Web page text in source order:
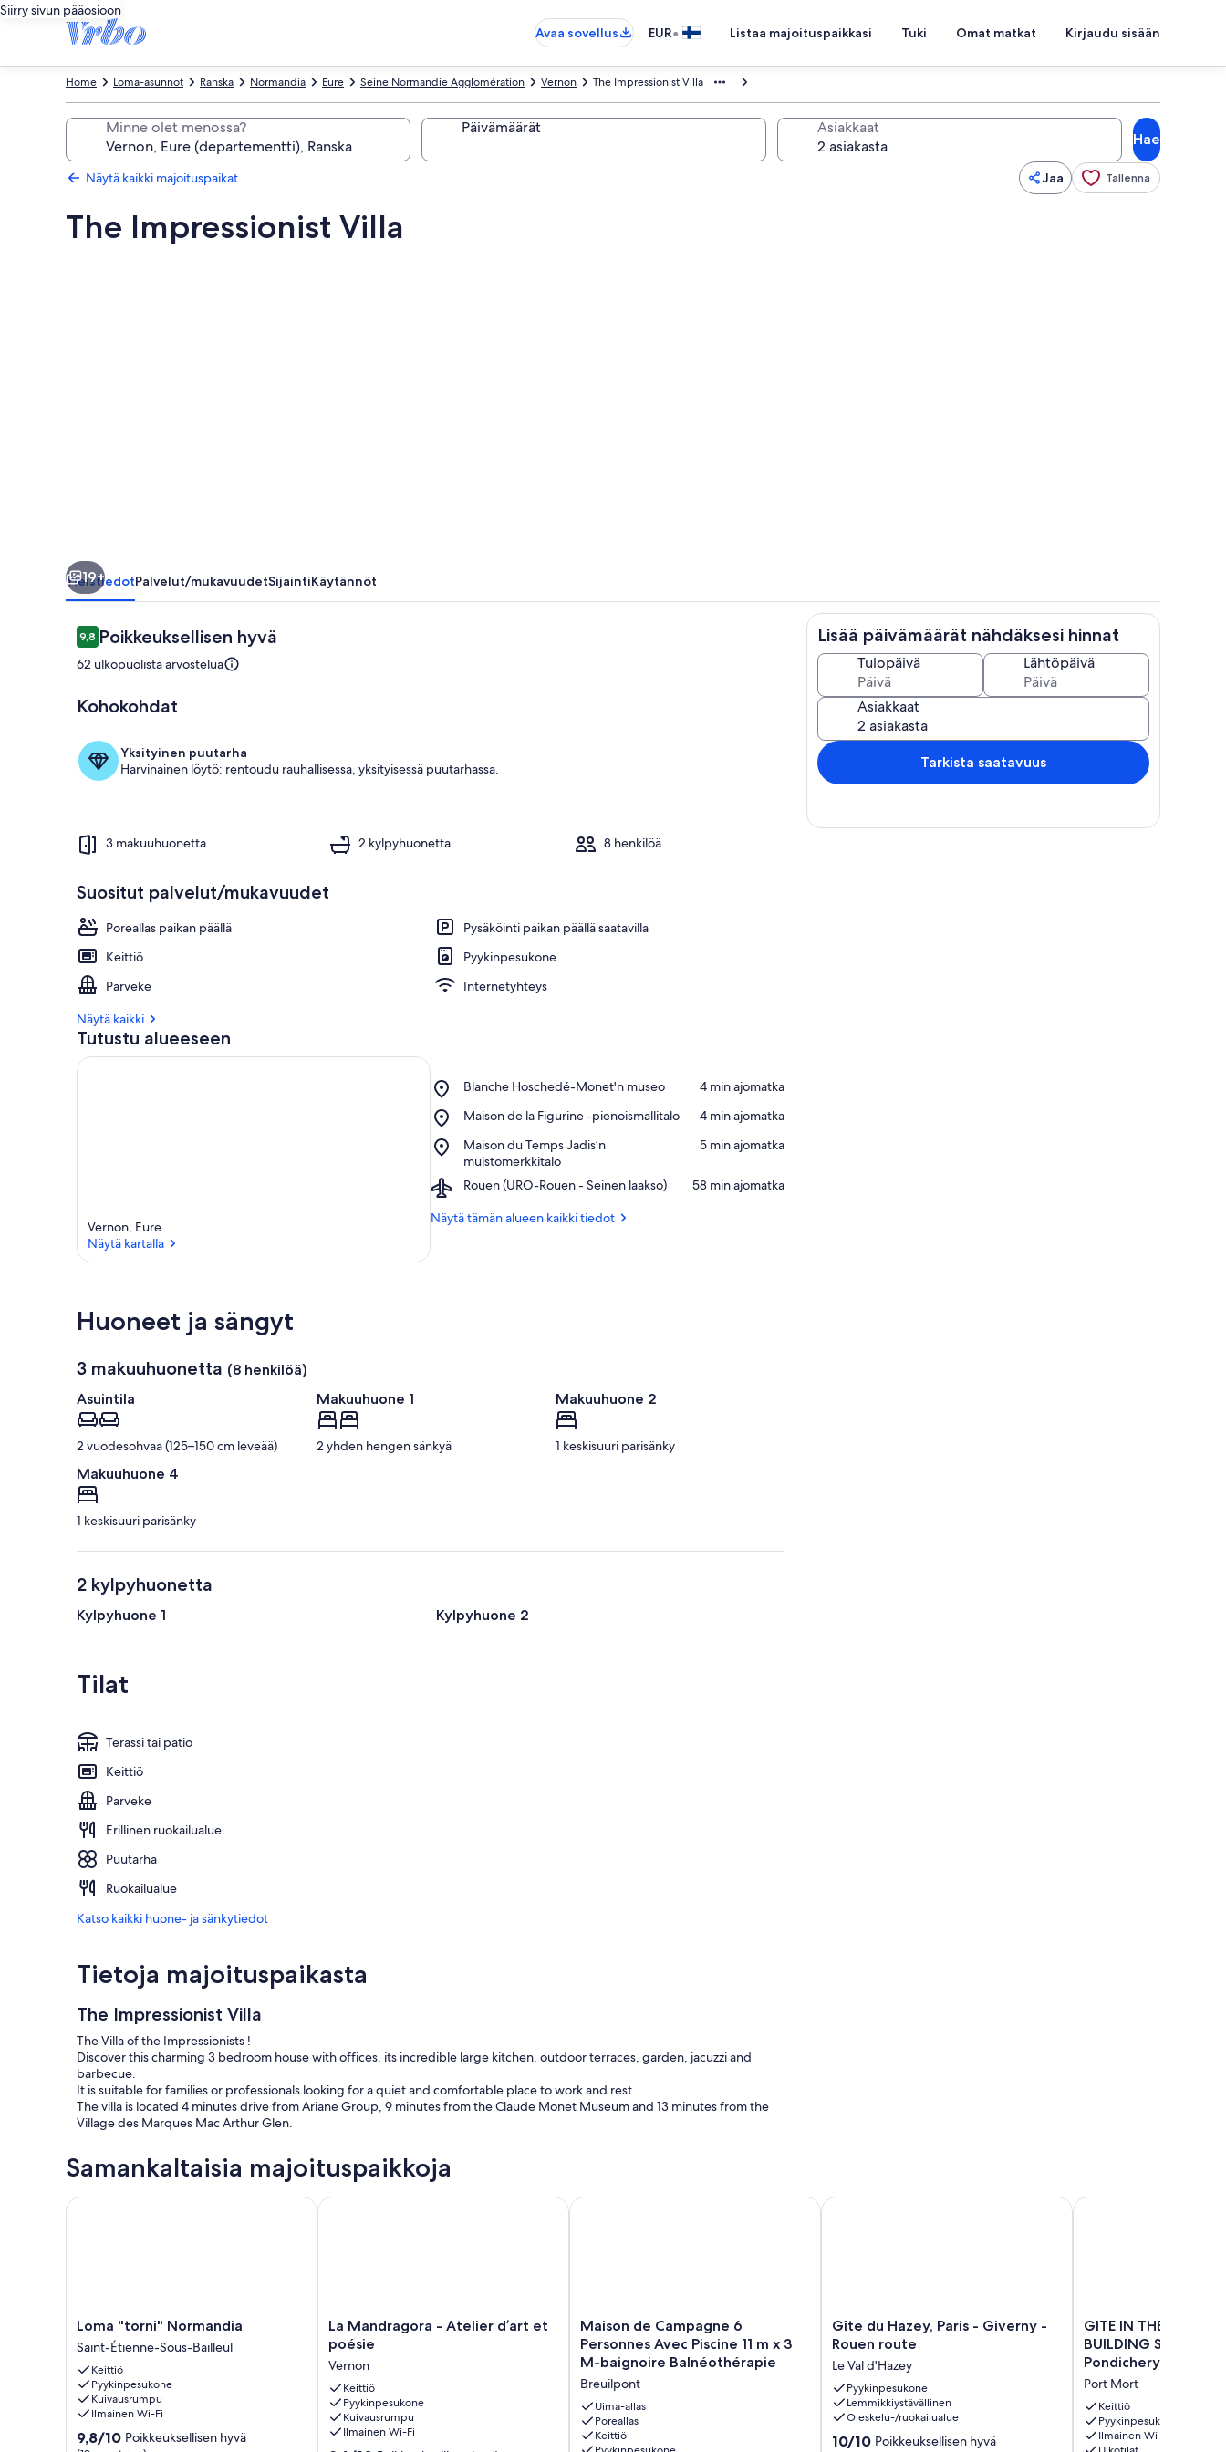
Siirry sivun pääosioon
Avaa sovellus
EUR• Listaa majoituspaikkasi Tuki Omat matkat Kirjaudu sisään
The Impressionist Villa
Vernon
Seine Normandie Agglomération
Eure
Normandia
Ranska
Loma-asunnot
Home
Minne olet menossa? Päivämäärät Asiakkaat
Hae
Näytä kaikki majoituspaikat Jaa Tallenna
The Impressionist Villa
Oleskelualue
19+
YleistiedotPalvelut/mukavuudetSijaintiKäytännöt
Arvostelut
9,89,8 kautta 10.
Poikkeuksellisen hyvä
62 ulkopuolista arvostelua
Kohokohdat
Yksityinen puutarha
Harvinainen löytö: rentoudu rauhallisessa, yksityisessä puutarhassa.
3 makuuhuonetta 2 kylpyhuonetta 8 henkilöä
Suositut palvelut/mukavuudet
Poreallas paikan päällä
Pysäköinti paikan päällä saatavilla
Keittiö
Pyykinpesukone
Parveke
Internetyhteys
Näytä kaikki
Tutustu alueeseen
Vernon, Eure
Näytä kartalla
Blanche Hoschedé-Monet'n museo
Place,
Hoschedé-
museo
‪4 min ajomatka‬
Maison de la Figurine -pienoismallitalo
Place,
de
la
Figurine
pienoismallitalo
‪4 min ajomatka‬
Maison du Temps Jadis’n
muistomerkkitalo
Place,
Maison
du
Temps
Jadis’n
muistomerkkitalo
‪5 min ajomatka‬
Rouen (URO-Rouen - Seinen laakso)
Airport,
(URO-
‪58 min ajomatka‬
Näytä tämän alueen kaikki tiedot
Huoneet ja sängyt
3 makuuhuonetta (8 henkilöä)
Asuintila
2 vuodesohvaa (125–150 cm leveää)
Makuuhuone 1
2 yhden hengen sänkyä
Makuuhuone 2
1 keskisuuri parisänky
Makuuhuone 4
1 keskisuuri parisänky
2 kylpyhuonetta
Kylpyhuone 1 Kylpyhuone 2
Tilat
Terassi tai patio
Keittiö
Parveke
Erillinen ruokailualue
Puutarha
Ruokailualue
Katso kaikki huone- ja sänkytiedot
Tietoja majoituspaikasta
The Impressionist Villa
The Villa of the Impressionists !
Discover this charming 3 bedroom house with offices, its incredible large kitchen, outdoor terraces, garden, jacuzzi and
barbecue.
It is suitable for families or professionals looking for a quiet and comfortable place to work and rest.
The villa is located 4 minutes drive from Ariane Group, 9 minutes from the Claude Monet Museum and 13 minutes from the
Village des Marques Mac Arthur Glen.
Lisää päivämäärät nähdäksesi hinnat
Tulopäivä Lähtöpäivä
Asiakkaat
Tarkista saatavuus
Samankaltaisia majoituspaikkoja
Loma
"torni"
Normandia
Saint-
Étienne-
Sous-
Bailleul
Loma "torni" Normandia
Saint-Étienne-Sous-Bailleul
Keittiö
Pyykinpesukone
Kuivausrumpu
Ilmainen Wi-Fi
9.8
9,8/10 Poikkeuksellisen hyvä
Loma "torni" Normandia
La
Mandragora
-
Atelier
d’art
et
poésie
Vernon
La Mandragora - Atelier d’art et
poésie
Vernon
Keittiö
Pyykinpesukone
Kuivausrumpu
Ilmainen Wi-Fi
La Mandragora - Atelier d’art et poésie
Maison
de
Campagne
6
Personnes
Avec
Piscine
11
Maison de Campagne 6
Personnes Avec Piscine 11 m x 3
M-baignoire Balnéothérapie
Breuilpont
Uima-allas
Poreallas
Keittiö
Maison de Campagne 6 Personnes Avec Piscine 11 m x 3 M-baignoire Balnéothérapie
Gîte
du
Paris
-
Giverny
-
Rouen
Gîte du Hazey, Paris - Giverny -
Rouen route
Le Val d'Hazey
Pyykinpesukone
Lemmikkiystävällinen
Oleskelu-/ruokailualue
10.0
10/10 Poikkeuksellisen hyvä
Gîte du Hazey, Paris - Giverny - Rouen route
GITE
IN
THE
FORMER
FARM
BUILDING
SURROUNDED
BY
GITE IN THE
BUILDING
Pondichery
Port Mort
Keittiö
Pyykinpesukone
Ilmainen Wi-Fi
GITE IN THE FORMER